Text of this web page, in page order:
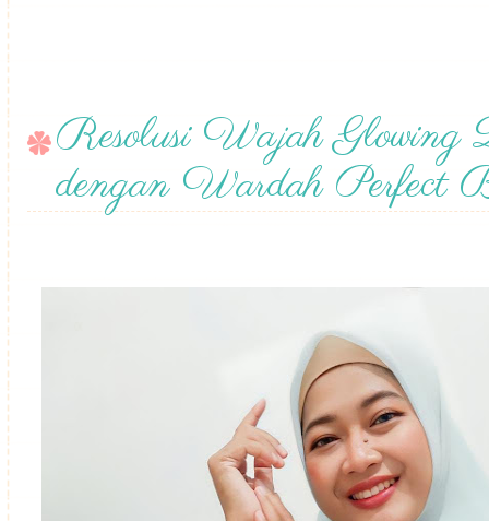
Resolusi Wajah
dengan Wardah Perfect